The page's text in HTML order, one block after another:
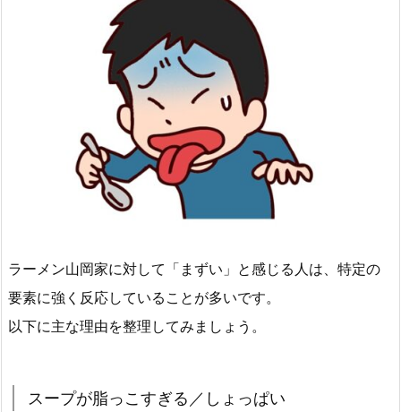
ラーメン山岡家に対して「まずい」と感じる人は、特定の
要素に強く反応していることが多いです。
以下に主な理由を整理してみましょう。
スープが脂っこすぎる／しょっぱい